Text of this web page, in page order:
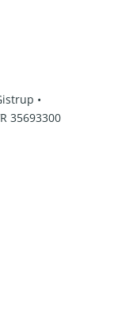
•
35693300